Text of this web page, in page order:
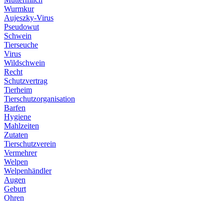
Wurmkur
Aujeszky-Virus
Pseudowut
Schwein
Tierseuche
Virus
Wildschwein
Recht
Schutzvertrag
Tierheim
Tierschutzorganisation
Barfen
Hygiene
Mahlzeiten
Zutaten
Tierschutzverein
Vermehrer
Welpen
Welpenhändler
Augen
Geburt
Ohren